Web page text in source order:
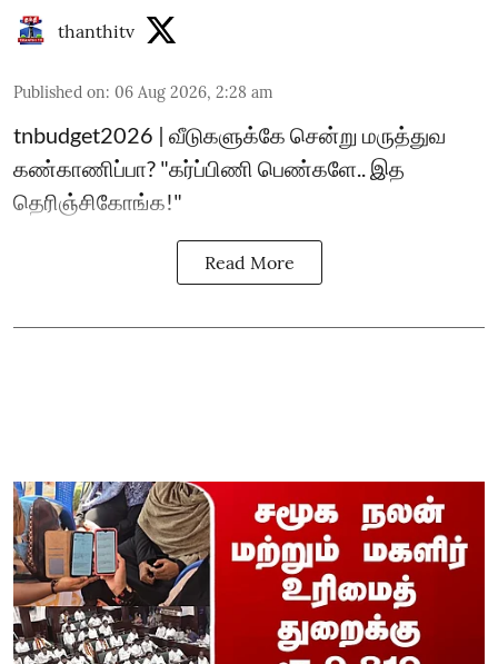
thanthitv
Published on: 06 Aug 2026, 2:28 am
tnbudget2026 | வீடுகளுக்கே சென்று மருத்துவ
கண்காணிப்பா? "கர்ப்பிணி பெண்களே.. இத
தெரிஞ்சிகோங்க!"
Read More